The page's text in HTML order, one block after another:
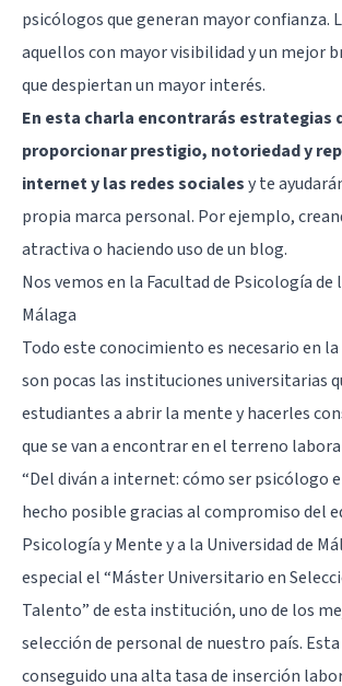
psicólogos que generan mayor confianza.
aquellos con mayor visibilidad y un mejor
que despiertan un mayor interés.
En esta charla encontrarás estrategias
proporcionar prestigio, notoriedad y
internet y las redes socialesy te
propia marca personal. Por ejemplo,
atractiva o haciendo uso de un blog.
Nos vemos en la Facultad de Psicología de
Málaga
Todo este conocimiento es necesario en
son pocas las instituciones universitarias
estudiantes a abrir la mente y hacerles
que se van a encontrar en el terreno
“Del diván a internet: cómo ser psicólogo
hecho posible gracias al compromiso del
Psicología y Mente y a la Universidad de
especial el “Máster Universitario en
Talento” de esta institución, uno de los
selección de personal de nuestro país.
conseguido una alta tasa de inserción